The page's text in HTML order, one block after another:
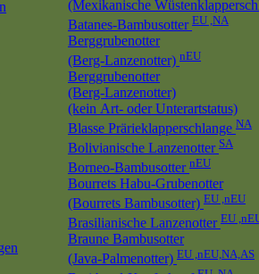
(Mexikanische
Batanes-Bambusotter EU ,NA
Berggrubenotter
(Berg-Lanzenotter) nEU
Berggrubenotter
(Berg-Lanzenotter)
(kein Art- oder Unterartstatus)
Blasse Prärieklapperschlange NA
Bolivianische Lanzenotter SA
Borneo-Bambusotter nEU
Bourrets Habu-Grubenotter
(Bourrets Bambusotter) EU ,nEU
Brasilianische Lanzenotter EU
Braune Bambusotter
(Java-Palmenotter) EU ,nEU,NA,AS